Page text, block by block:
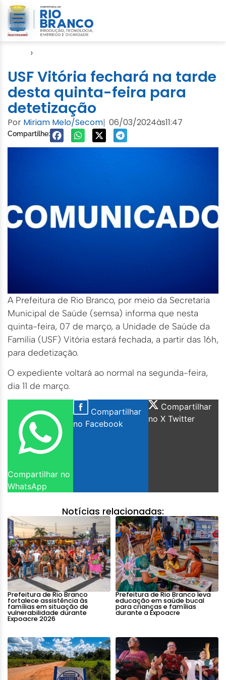
›
USF Vitória fechará na tarde
desta quinta-feira para
detetização
Por Miriam Melo/Secom| 06/03/2024às11:47
Compartilhe:
A Prefeitura de Rio Branco, por meio da Secretaria
Municipal de Saúde (semsa) informa que nesta
quinta-feira, 07 de março, a Unidade de Saúde da
Família (USF) Vitória estará fechada, a partir das 16h,
para dedetização.
O expediente voltará ao normal na segunda-feira,
dia 11 de março.
Compartilhar no
WhatsApp
Compartilhar
no Facebook
Compartilhar
no X Twitter
Notícias relacionadas:
Prefeitura de Rio Branco
fortalece assistência às
famílias em situação de
vulnerabilidade durante
Expoacre 2026
Prefeitura de Rio Branco leva
educação em saúde bucal
para crianças e famílias
durante a Expoacre